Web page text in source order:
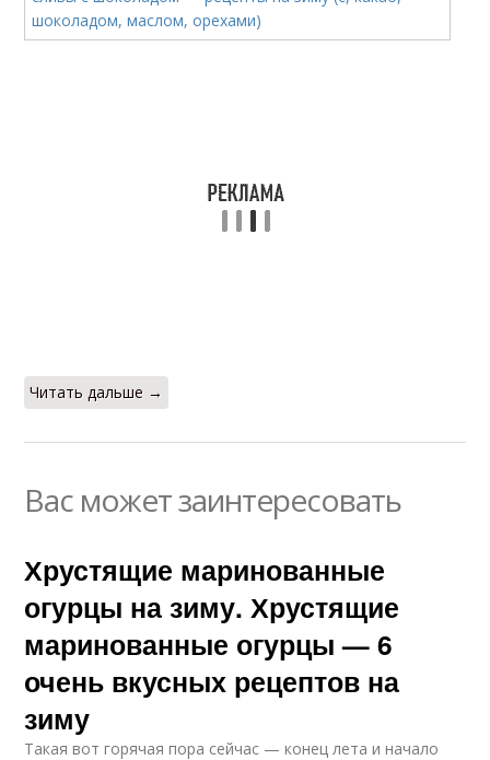
Читать дальше →
Вас может заинтересовать
Хрустящие маринованные
огурцы на зиму. Хрустящие
маринованные огурцы — 6
очень вкусных рецептов на
зиму
Такая вот горячая пора сейчас — конец лета и начало